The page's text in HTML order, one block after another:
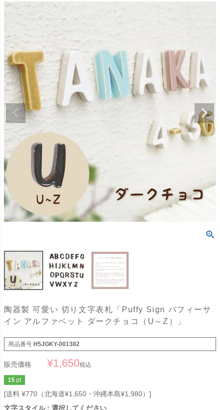
陶器製 可愛い 切り文字表札「Puffy Sign パフィーサ
イン アルファベット ダークチョコ（U～Z）」
商品番号 H5JGKY-001382
販売価格 ¥1,650税込
15 pt
送料 ¥770（北海道¥1,650・沖縄本島¥1,980）
文字スタイル
選択してください